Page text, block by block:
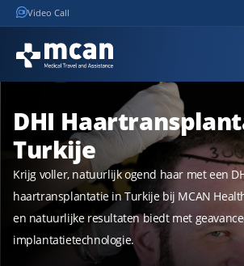
Video Call
DHI
Turkije
Krijg voller, natuurlijk ogend haar met een
haartransplantatie in Turkije bij MCAN
en natuurlijke resultaten biedt met
implantatietechnologie.